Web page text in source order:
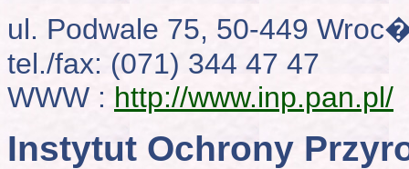
ul. Podwale 75, 50-449
tel./fax: (071) 344 47 47
WWW : http://www.inp.pan.pl/
Instytut Ochrony